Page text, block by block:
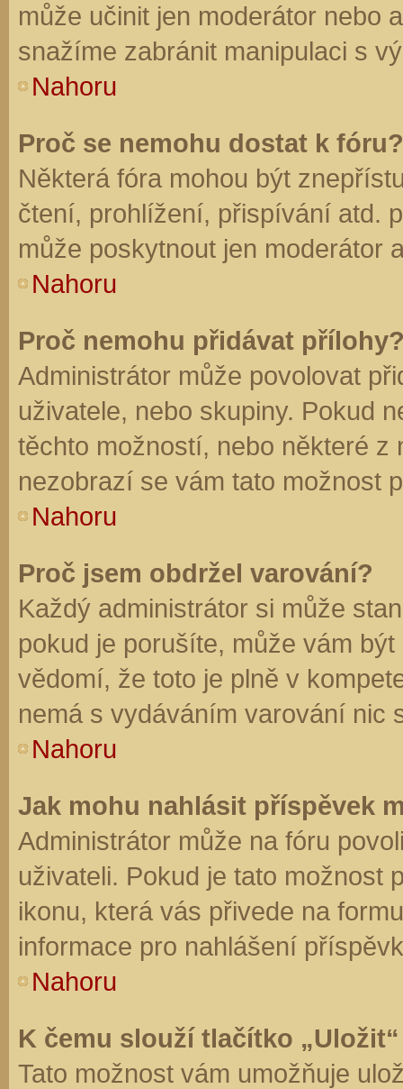
může učinit jen moderátor nebo
snažíme zabránit manipulaci s
Nahoru
Proč se nemohu dostat k fóru?
Některá fóra mohou být
čtení, prohlížení, přispívání atd.
může poskytnout jen moderátor
Nahoru
Proč nemohu přidávat
Administrátor může povolovat
uživatele, nebo skupiny. Pokud
těchto možností, nebo některé z
nezobrazí se vám tato možnost
Nahoru
Proč jsem obdržel varování?
Každý administrátor si může
pokud je porušíte, může vám
vědomí, že toto je plně v
nemá s vydáváním varování nic
Nahoru
Jak mohu nahlásit příspěvek
Administrátor může na fóru
uživateli. Pokud je tato možnost
ikonu, která vás přivede na
informace pro nahlášení
Nahoru
K čemu slouží tlačítko
Tato možnost vám umožňuje